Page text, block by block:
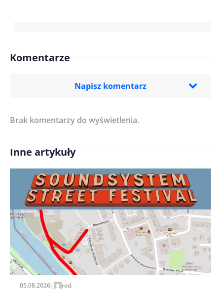
Komentarze
Napisz komentarz
Treść komentarza*
Imię/ Nick*
Zapamiętaj moje dane w tej przeglądarce podczas
pisania kolejnych komentarzy.
Brak komentarzy do wyświetlenia.
Inne artykuły
05.08.2026| red.